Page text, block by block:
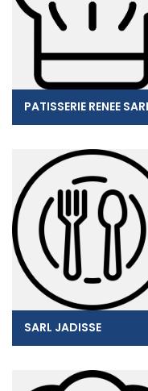
SARL JADISSE